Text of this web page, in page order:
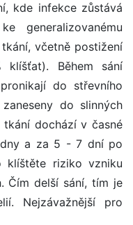
kde infekce zůstává
generalizovanému
včetně postižení
Během sání
do střevního
do slinných
dochází v časné
a za 5 - 7 dní po
klíštěte riziko vzniku
Čím delší sání, tím je
Nejzávažnější pro